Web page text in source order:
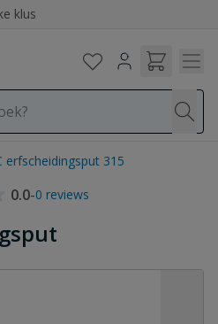
klus
erfscheidingsput 315
0.0-0 reviews